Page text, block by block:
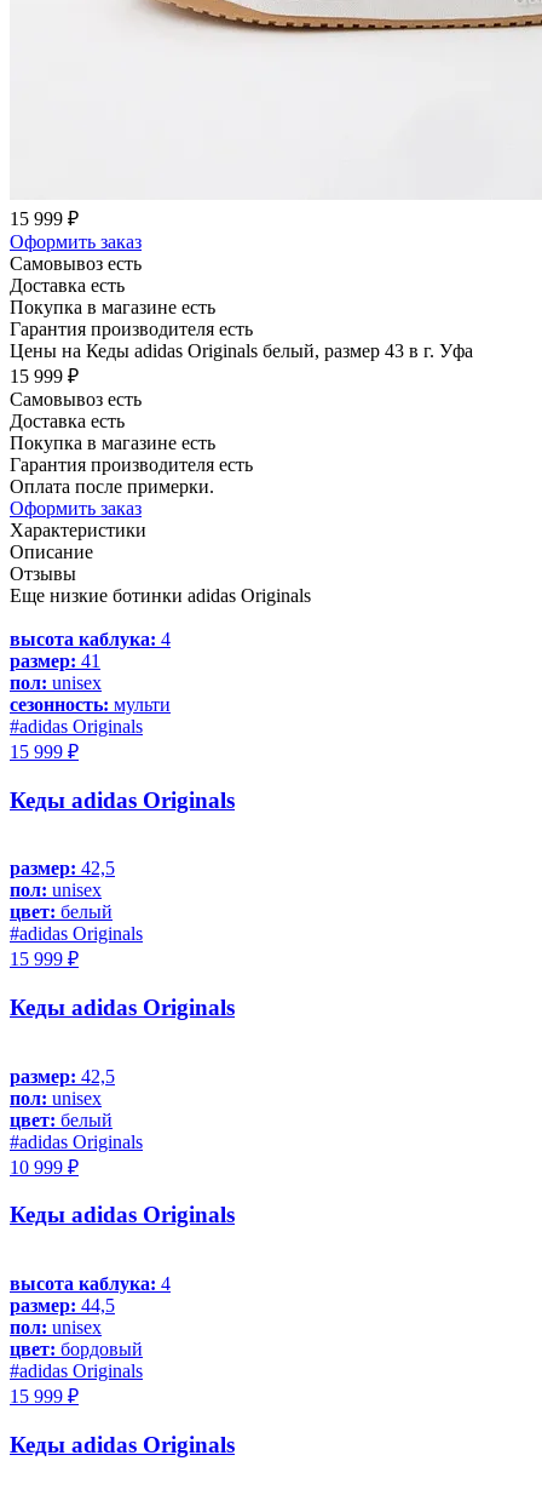
15 999 ₽
Оформить заказ
Самовывоз есть
Доставка есть
Покупка в магазине есть
Гарантия производителя есть
Цены на Кеды adidas Originals белый, размер 43 в г. Уфа
15 999 ₽
Самовывоз есть
Доставка есть
Покупка в магазине есть
Гарантия производителя есть
Оплата после примерки.
Оформить заказ
Характеристики
Описание
Отзывы
Еще низкие ботинки adidas Originals
высота каблука: 4
размер: 41
пол: unisex
сезонность: мульти
#adidas Originals
15 999 ₽
Кеды adidas Originals
размер: 42,5
пол: unisex
цвет: белый
#adidas Originals
15 999 ₽
Кеды adidas Originals
размер: 42,5
пол: unisex
цвет: белый
#adidas Originals
10 999 ₽
Кеды adidas Originals
высота каблука: 4
размер: 44,5
пол: unisex
цвет: бордовый
#adidas Originals
15 999 ₽
Кеды adidas Originals